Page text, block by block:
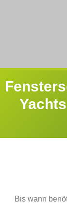
Bis wann